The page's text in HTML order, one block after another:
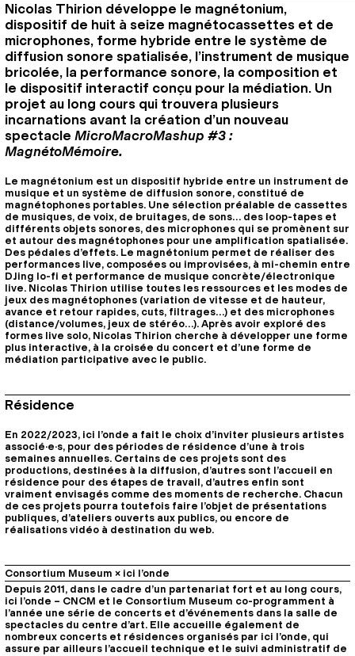
Nicolas Thirion développe le magnétonium,
dispositif de huit à seize magnétocassettes et de
microphones, forme hybride entre le système de
diffusion sonore spatialisée, l’instrument de musique
bricolée, la performance sonore, la composition et
le dispositif interactif conçu pour la médiation. Un
projet au long cours qui trouvera plusieurs
incarnations avant la création d’un nouveau
spectacle MicroMacroMashup #3 :
MagnétoMémoire.
Le magnétonium est un dispositif hybride entre un instrument de
musique et un système de diffusion sonore, constitué de
magnétophones portables. Une sélection préalable de cassettes
de musiques, de voix, de bruitages, de sons… des loop-tapes et
différents objets sonores, des microphones qui se promènent sur
et autour des magnétophones pour une amplification spatialisée.
Des pédales d’effets. Le magnétonium permet de réaliser des
performances live, composées ou improvisées, à mi-chemin entre
DJing lo-fi et performance de musique concrète/électronique
live. Nicolas Thirion utilise toutes les ressources et les modes de
jeux des magnétophones (variation de vitesse et de hauteur,
avance et retour rapides, cuts, filtrages…) et des microphones
(distance/volumes, jeux de stéréo…). Après avoir exploré des
formes live solo, Nicolas Thirion cherche à développer une forme
plus interactive, à la croisée du concert et d’une forme de
médiation participative avec le public.
Résidence
En 2022/2023, ici l’onde a fait le choix d’inviter plusieurs artistes
associé·e·s, pour des périodes de résidence d’une à trois
semaines annuelles. Certains de ces projets sont des
productions, destinées à la diffusion, d’autres sont l’accueil en
résidence pour des étapes de travail, d’autres enfin sont
vraiment envisagés comme des moments de recherche. Chacun
de ces projets pourra toutefois faire l’objet de présentations
publiques, d’ateliers ouverts aux publics, ou encore de
réalisations vidéo à destination du web.
Consortium Museum × ici l’onde
Depuis 2011, dans le cadre d’un partenariat fort et au long cours,
ici l’onde – CNCM et le Consortium Museum co-programment à
l’année une série de concerts et d’événements dans la salle de
spectacles du centre d’art. Elle accueille également de
nombreux concerts et résidences organisés par ici l’onde, qui
assure par ailleurs l’accueil technique et le suivi administratif de